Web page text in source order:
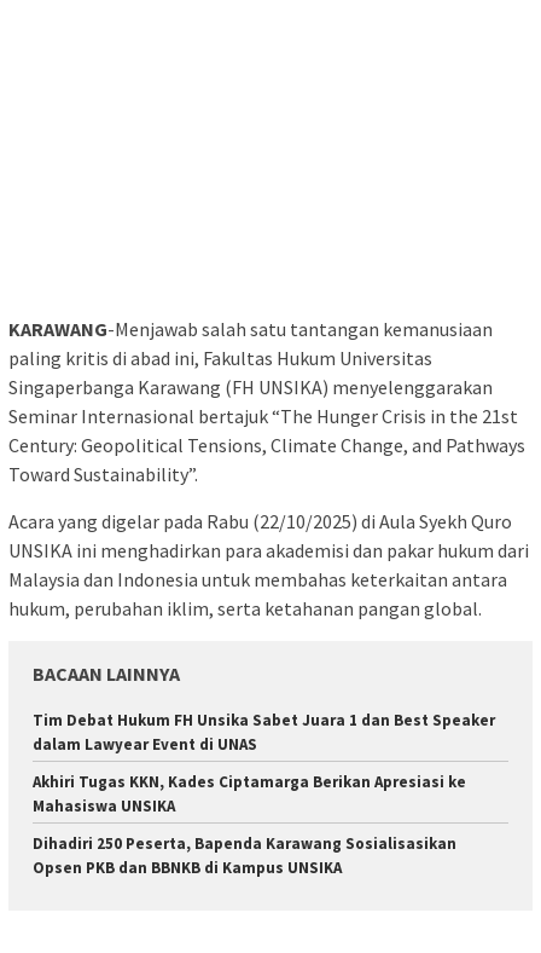
KARAWANG-Menjawab salah satu tantangan kemanusiaan
paling kritis di abad ini, Fakultas Hukum Universitas
Singaperbanga Karawang (FH UNSIKA) menyelenggarakan
Seminar Internasional bertajuk “The Hunger Crisis in the 21st
Century: Geopolitical Tensions, Climate Change, and Pathways
Toward Sustainability”.
Acara yang digelar pada Rabu (22/10/2025) di Aula Syekh Quro
UNSIKA ini menghadirkan para akademisi dan pakar hukum dari
Malaysia dan Indonesia untuk membahas keterkaitan antara
hukum, perubahan iklim, serta ketahanan pangan global.
BACAAN LAINNYA
Tim Debat Hukum FH Unsika Sabet Juara 1 dan Best Speaker
dalam Lawyear Event di UNAS
Akhiri Tugas KKN, Kades Ciptamarga Berikan Apresiasi ke
Mahasiswa UNSIKA
Dihadiri 250 Peserta, Bapenda Karawang Sosialisasikan
Opsen PKB dan BBNKB di Kampus UNSIKA